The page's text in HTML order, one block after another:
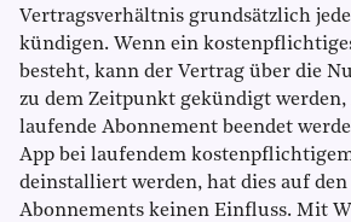
Vertragsverhältnis grundsätzlich
kündigen. Wenn ein
besteht, kann der Vertrag über die
zu dem Zeitpunkt gekündigt werden,
laufende Abonnement beendet
App bei laufendem
deinstalliert werden, hat dies auf den
Abonnements keinen Einfluss. Mit